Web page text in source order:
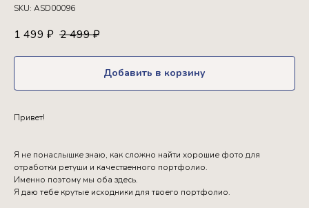
SKU: ASD00096
1 499 ₽ 2 499₽
Добавить в корзину
Привет!
Я не понаслышке знаю, как сложно найти хорошие фото для
отработки ретуши и качественного портфолио.
Именно поэтому мы оба здесь.
Я даю тебе крутые исходники для твоего портфолио.